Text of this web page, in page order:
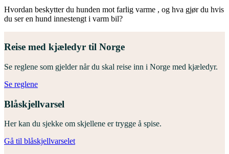
Hvordan beskytter du hunden mot farlig varme , og hva gjør du hvis
du ser en hund innestengt i varm bil?
Reise med kjæledyr til Norge
Se reglene som gjelder når du skal reise inn i Norge med kjæledyr.
Se reglene
Blåskjellvarsel
Her kan du sjekke om skjellene er trygge å spise.
Gå til blåskjellvarselet